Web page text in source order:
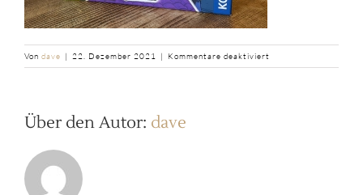
Von dave | 22. Dezember 2021 | Kommentare deaktiviert
Über den Autor: dave